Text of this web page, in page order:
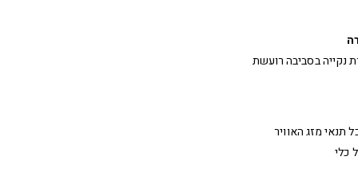
בסביבה רועשת
תנאי מזג האוויר
כלי